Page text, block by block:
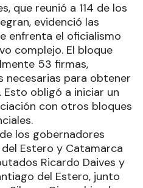
que reunió a 114 de los
evidenció las
enfrenta el oficialismo
complejo. El bloque
53 firmas,
necesarias para obtener
obligó a iniciar un
con otros bloques
los gobernadores
Estero y Catamarca
Ricardo Daives y
del Estero, junto